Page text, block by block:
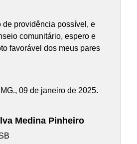
de providência possível, e
comunitário, espero e
favorável dos meus pares
09 de janeiro de 2025.
Medina Pinheiro